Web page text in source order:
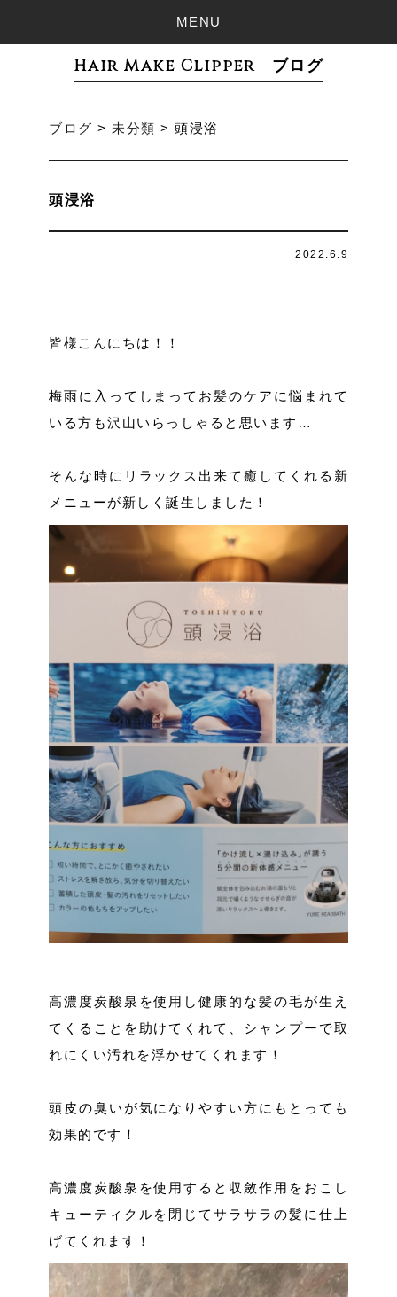
MENU
Hair Make Clipper ブログ
ブログ > 未分類 > 頭浸浴
頭浸浴
2022.6.9
皆様こんにちは！！
梅雨に入ってしまってお髪のケアに悩まれて
いる方も沢山いらっしゃると思います…
そんな時にリラックス出来て癒してくれる新
メニューが新しく誕生しました！
高濃度炭酸泉を使用し健康的な髪の毛が生え
てくることを助けてくれて、シャンプーで取
れにくい汚れを浮かせてくれます！
頭皮の臭いが気になりやすい方にもとっても
効果的です！
高濃度炭酸泉を使用すると収斂作用をおこし
キューティクルを閉じてサラサラの髪に仕上
げてくれます！